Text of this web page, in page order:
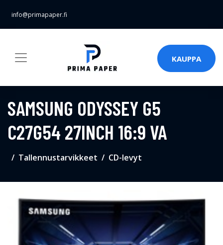
info@primapaper.fi
KAUPPA
SAMSUNG ODYSSEY G5
C27G54 27INCH 16:9 VA
Tallennustarvikkeet CD-levyt